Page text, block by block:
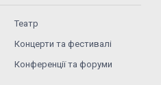
Театр
Концерти та фестивалі
Конференції та форуми